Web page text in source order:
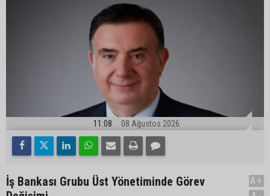
11:08 08 Ağustos 2026
İş Bankası Grubu Üst Yönetiminde Görev
A+